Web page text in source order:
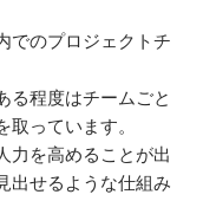
でのプロジェクトチ
る程度はチームごと
っています。
力を高めることが出
出せるような仕組み